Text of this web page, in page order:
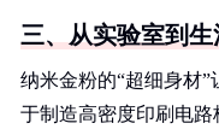
三、从实验室到
纳米金粉的“超细身材
于制造高密度印刷电路